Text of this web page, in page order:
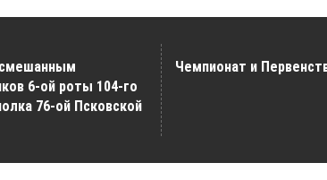
смешанным
6-ой роты 104-го
76-ой Псковской
Чемпионат и